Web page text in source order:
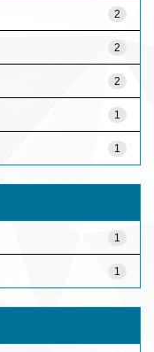
2
2
2
1
1
1
1